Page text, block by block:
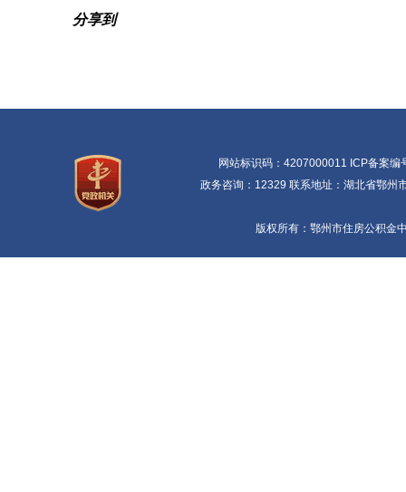
分享到
网站标识码：4207000011 ICP备案
政务咨询：12329 联系地址：湖北省鄂州
版权所有：鄂州市住房公积金